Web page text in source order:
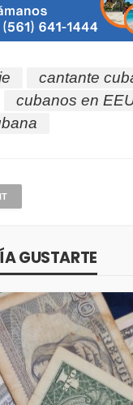
cantante
cubanos en
GUSTARTE